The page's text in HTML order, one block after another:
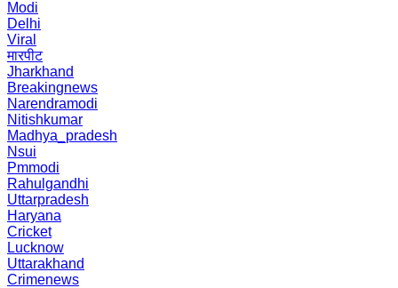
Modi
Delhi
Viral
मारपीट
Jharkhand
Breakingnews
Narendramodi
Nitishkumar
Madhya_pradesh
Nsui
Pmmodi
Rahulgandhi
Uttarpradesh
Haryana
Cricket
Lucknow
Uttarakhand
Crimenews